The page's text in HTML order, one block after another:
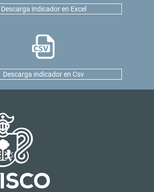
Descarga indicador en Excel
Descarga indicador en Csv